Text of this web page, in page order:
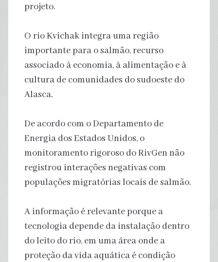
projeto.
O rio Kvichak integra uma região
importante para o salmão, recurso
associado à economia, à alimentação e à
cultura de comunidades do sudoeste do
Alasca.
De acordo com o Departamento de
Energia dos Estados Unidos, o
monitoramento rigoroso do RivGen não
registrou interações negativas com
populações migratórias locais de salmão.
A informação é relevante porque a
tecnologia depende da instalação dentro
do leito do rio, em uma área onde a
proteção da vida aquática é condição